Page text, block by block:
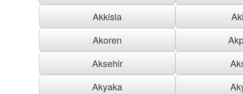
Akkisla
Akoren
Aksehir
Akyaka